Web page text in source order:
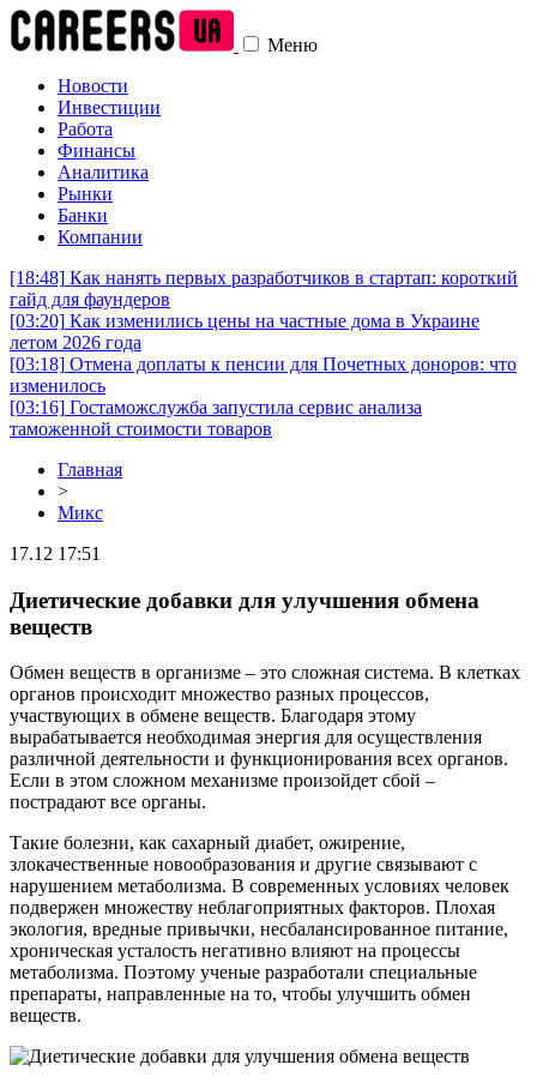
Меню
Новости
Инвестиции
Работа
Финансы
Аналитика
Рынки
Банки
Компании
[18:48] Как нанять первых разработчиков в стартап: короткий
гайд для фаундеров
[03:20] Как изменились цены на частные дома в Украине
летом 2026 года
[03:18] Отмена доплаты к пенсии для Почетных доноров: что
изменилось
[03:16] Гостаможслужба запустила сервис анализа
таможенной стоимости товаров
Главная
>
Микс
17.12 17:51
Диетические добавки для улучшения обмена
веществ
Обмен веществ в организме – это сложная система. В клетках
органов происходит множество разных процессов,
участвующих в обмене веществ. Благодаря этому
вырабатывается необходимая энергия для осуществления
различной деятельности и функционирования всех органов.
Если в этом сложном механизме произойдет сбой –
пострадают все органы.
Такие болезни, как сахарный диабет, ожирение,
злокачественные новообразования и другие связывают с
нарушением метаболизма. В современных условиях человек
подвержен множеству неблагоприятных факторов. Плохая
экология, вредные привычки, несбалансированное питание,
хроническая усталость негативно влияют на процессы
метаболизма. Поэтому ученые разработали специальные
препараты, направленные на то, чтобы улучшить обмен
веществ.